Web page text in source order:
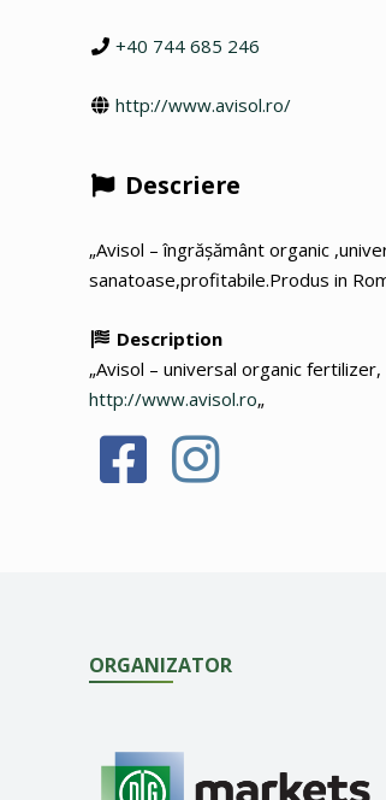
+40 744 685 246
http://www.avisol.ro/
Descriere
„Avisol – îngrășământ organic
sanatoase,profitabile.Produs in
Description
„Avisol – universal organic
http://www.avisol.ro„
ORGANIZATOR